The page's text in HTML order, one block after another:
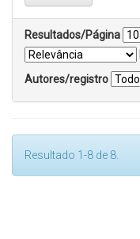
Resultados/Página
Autores/registro
Resultado 1-8 de 8.